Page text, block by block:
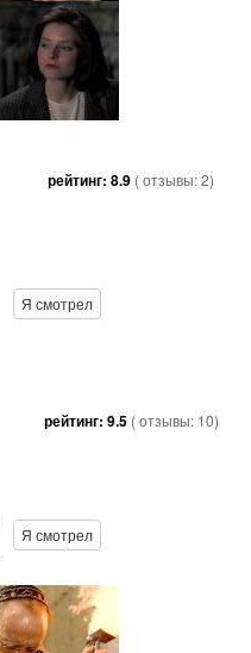
рейтинг: 8.9 ( отзывы:2)
Я смотрел
рейтинг: 9.5 ( отзывы: 10)
Я смотрел